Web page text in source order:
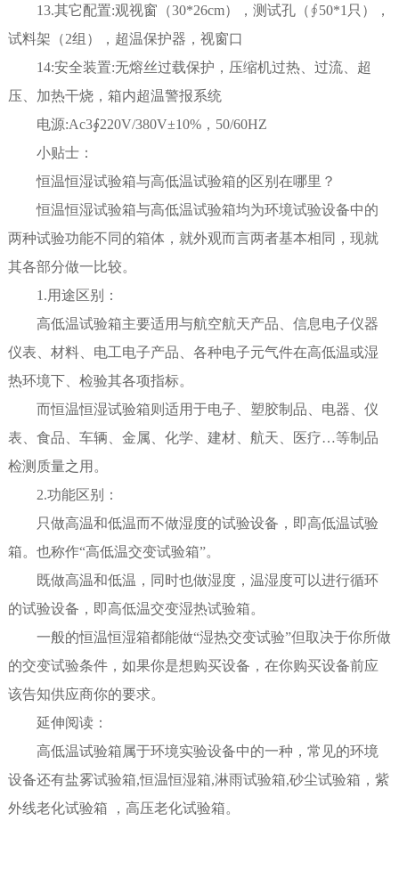
13.其它配置:观视窗（30*26cm），测试孔（∮50*1只），
试料架（2组），超温保护器，视窗口
14:安全装置:无熔丝过载保护，压缩机过热、过流、超
压、加热干烧，箱内超温警报系统
电源:Ac3∮220V/380V±10%，50/60HZ
小贴士：
恒温恒湿试验箱与高低温试验箱的区别在哪里？
恒温恒湿试验箱与高低温试验箱均为环境试验设备中的
两种试验功能不同的箱体，就外观而言两者基本相同，现就
其各部分做一比较。
1.用途区别：
高低温试验箱主要适用与航空航天产品、信息电子仪器
仪表、材料、电工电子产品、各种电子元气件在高低温或湿
热环境下、检验其各项指标。
而恒温恒湿试验箱则适用于电子、塑胶制品、电器、仪
表、食品、车辆、金属、化学、建材、航天、医疗…等制品
检测质量之用。
2.功能区别：
只做高温和低温而不做湿度的试验设备，即高低温试验
箱。也称作“高低温交变试验箱”。
既做高温和低温，同时也做湿度，温湿度可以进行循环
的试验设备，即高低温交变湿热试验箱。
一般的恒温恒湿箱都能做“湿热交变试验”但取决于你所做
的交变试验条件，如果你是想购买设备，在你购买设备前应
该告知供应商你的要求。
延伸阅读：
高低温试验箱属于环境实验设备中的一种，常见的环境
设备还有盐雾试验箱,恒温恒湿箱,淋雨试验箱,砂尘试验箱，紫
外线老化试验箱 ，高压老化试验箱。